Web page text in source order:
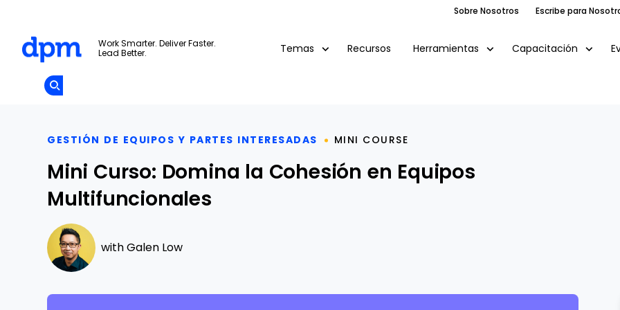
Skip to main content
Sobre Nosotros Escribe para
Work Smarter. Deliver Faster.
Lead Better.
Temas Recursos Herramientas Capacitación
Add as
GESTIÓN DE EQUIPOS Y PARTES INTERESADAS MINI COURSE
Mini Curso: Domina la Cohesión en Equipos
Multifuncionales
with Galen Low